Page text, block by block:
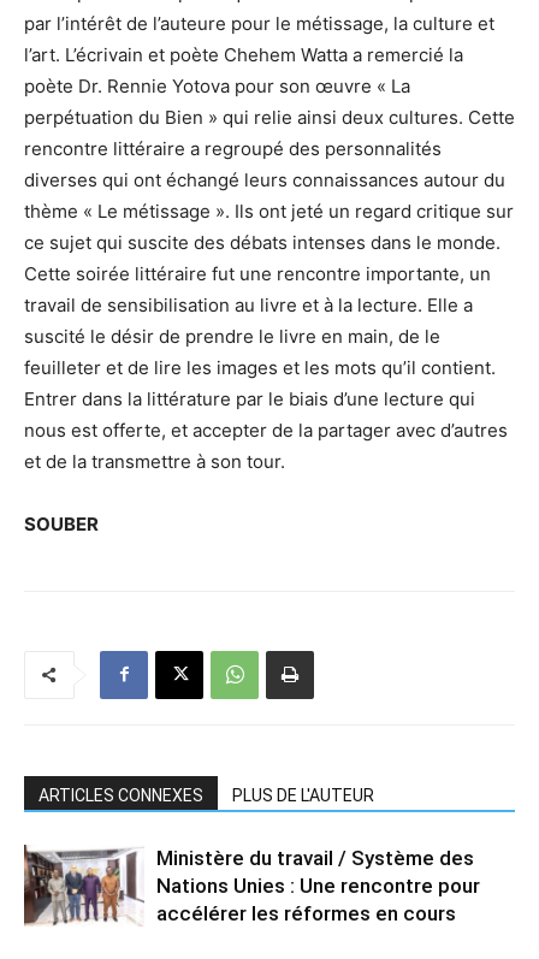
par l’intérêt de l’auteure pour le métissage, la culture et
l’art. L’écrivain et poète Chehem Watta a remercié la
poète Dr. Rennie Yotova pour son œuvre « La
perpétuation du Bien » qui relie ainsi deux cultures. Cette
rencontre littéraire a regroupé des personnalités
diverses qui ont échangé leurs connaissances autour du
thème « Le métissage ». Ils ont jeté un regard critique sur
ce sujet qui suscite des débats intenses dans le monde.
Cette soirée littéraire fut une rencontre importante, un
travail de sensibilisation au livre et à la lecture. Elle a
suscité le désir de prendre le livre en main, de le
feuilleter et de lire les images et les mots qu’il contient.
Entrer dans la littérature par le biais d’une lecture qui
nous est offerte, et accepter de la partager avec d’autres
et de la transmettre à son tour.
SOUBER
ARTICLES CONNEXES PLUS DE L'AUTEUR
Ministère du travail / Système des
Nations Unies : Une rencontre pour
accélérer les réformes en cours